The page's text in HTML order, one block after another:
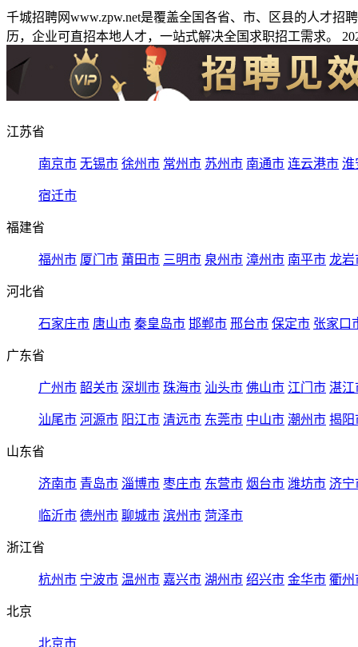
千城招聘网www.zpw.net是覆盖全国各省、市、区县的人才
历，企业可直招本地人才，一站式解决全国求职招工需求。
江苏省
南京市 无锡市 徐州市 常州市 苏州市 南通市 连云港市 淮
宿迁市
福建省
福州市 厦门市 莆田市 三明市 泉州市 漳州市 南平市 龙岩
河北省
石家庄市 唐山市 秦皇岛市 邯郸市 邢台市 保定市 张家口
广东省
广州市 韶关市 深圳市 珠海市 汕头市 佛山市 江门市 湛江
汕尾市 河源市 阳江市 清远市 东莞市 中山市 潮州市 揭阳
山东省
济南市 青岛市 淄博市 枣庄市 东营市 烟台市 潍坊市 济宁
临沂市 德州市 聊城市 滨州市 菏泽市
浙江省
杭州市 宁波市 温州市 嘉兴市 湖州市 绍兴市 金华市 衢州
北京
北京市